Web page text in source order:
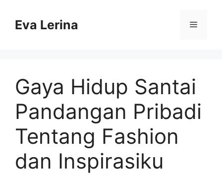
contentEva Lerina Menu
Gaya Hidup Santai
Pandangan Pribadi
Tentang Fashion
dan Inspirasiku